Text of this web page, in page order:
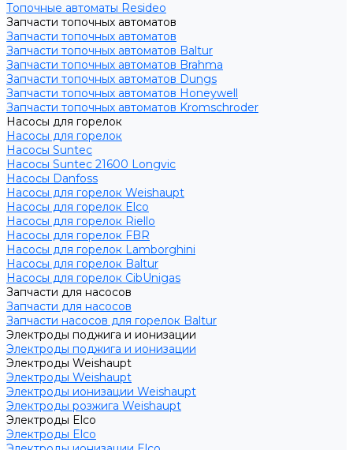
Топочные автоматы Resideo
Запчасти топочных автоматов
Запчасти топочных автоматов
Запчасти топочных автоматов Baltur
Запчасти топочных автоматов Brahma
Запчасти топочных автоматов Dungs
Запчасти топочных автоматов Honeywell
Запчасти топочных автоматов Kromschroder
Насосы для горелок
Насосы для горелок
Насосы Suntec
Насосы Suntec 21600 Longvic
Насосы Danfoss
Насосы для горелок Weishaupt
Насосы для горелок Elco
Насосы для горелок Riello
Насосы для горелок FBR
Насосы для горелок Lamborghini
Насосы для горелок Baltur
Насосы для горелок CibUnigas
Запчасти для насосов
Запчасти для насосов
Запчасти насосов для горелок Baltur
Электроды поджига и ионизации
Электроды поджига и ионизации
Электроды Weishaupt
Электроды Weishaupt
Электроды ионизации Weishaupt
Электроды розжига Weishaupt
Электроды Elco
Электроды Elco